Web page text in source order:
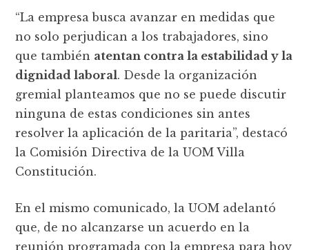
“La empresa busca avanzar en medidas que
no solo perjudican a los trabajadores, sino
que también atentan contra la estabilidad y la
dignidad laboral. Desde la organización
gremial planteamos que no se puede discutir
ninguna de estas condiciones sin antes
resolver la aplicación de la paritaria”, destacó
la Comisión Directiva de la UOM Villa
Constitución.
En el mismo comunicado, la UOM adelantó
que, de no alcanzarse un acuerdo en la
reunión programada con la empresa para hoy